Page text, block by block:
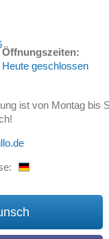
Öffnungszeiten:
Heute geschlossen
ist von Montag bis